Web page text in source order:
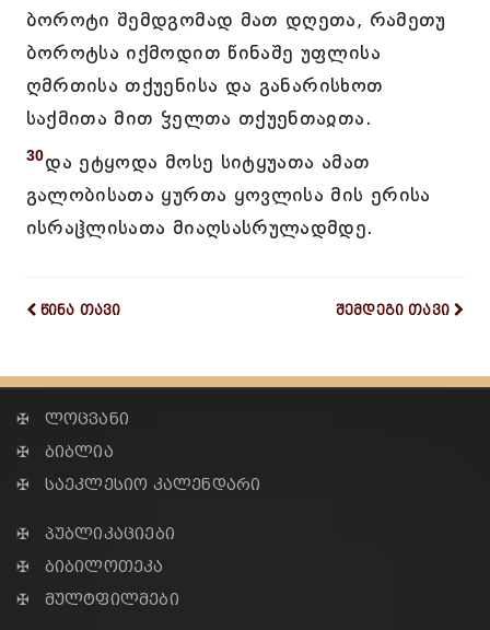
ბოროტი შემდგომად მათ დღეთა, რამეთუ
ბოროტსა იქმოდით წინაშე უფლისა
ღმრთისა თქუენისა და განარისხოთ
საქმითა მით ჴელთა თქუენთაჲთა.
30და ეტყოდა მოსე სიტყუათა ამათ
გალობისათა ყურთა ყოვლისა მის ერისა
ისრაჱლისათა მიაღსასრულადმდე.
წინა თავი შემდეგი თავი
✠ ლოცვანი
✠ ბიბლია
✠ საეკლესიო კალენდარი
✠ პუბლიკაციები
✠ ბიბილოთეკა
✠ მულტფილმები